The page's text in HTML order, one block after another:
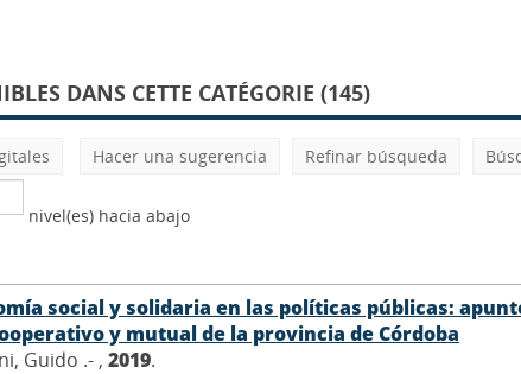
DANS CETTE CATÉGORIE (145)
Hacer una sugerencia Refinar búsqueda
nivel(es) hacia abajo
social y solidaria en las políticas públicas:
y mutual de la provincia de Córdoba
Guido .- , 2019.